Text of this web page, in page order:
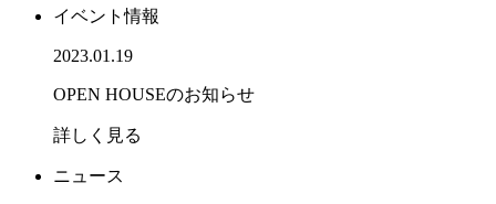
イベント情報
2023.01.19
OPEN HOUSEのお知らせ
詳しく見る
ニュース